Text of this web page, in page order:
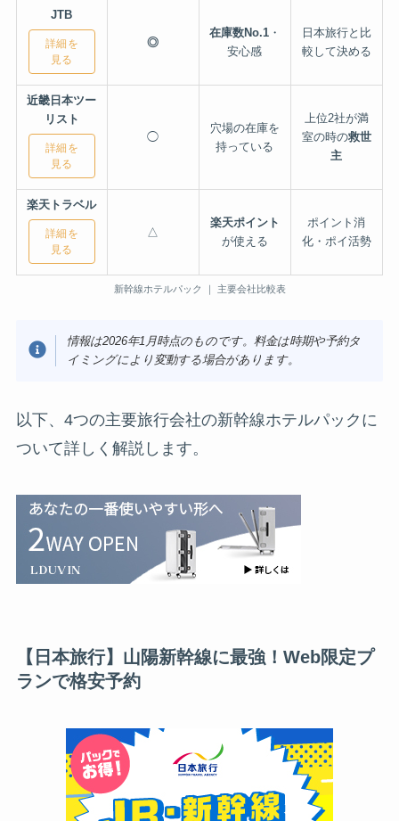
JTB
詳細を
見る
◎
在庫数No.1・
安心感
日本旅行と比
較して決める
近畿日本ツー
リスト
詳細を
見る
◯
穴場の在庫を
持っている
上位2社が満
室の時の救世
主
楽天トラベル
詳細を
見る
△
楽天ポイント
が使える
ポイント消
化・ポイ活勢
新幹線ホテルパック ｜ 主要会社比較表
情報は2026年1月時点のものです。料金は時期や予約タ
イミングにより変動する場合があります。
以下、4つの主要旅行会社の新幹線ホテルパックに
ついて詳しく解説します。
【日本旅行】山陽新幹線に最強！Web限定プ
ランで格安予約